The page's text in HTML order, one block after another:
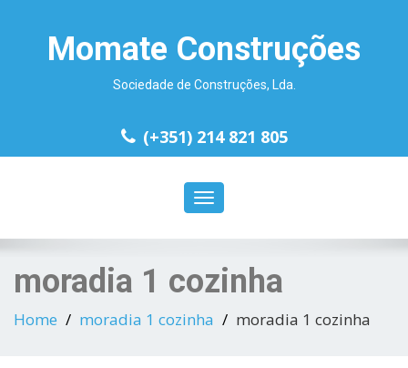
Momate Construções
Sociedade de Construções, Lda.
(+351) 214 821 805
Toggle
navigation
moradia 1 cozinha
Home moradia 1 cozinha moradia 1 cozinha